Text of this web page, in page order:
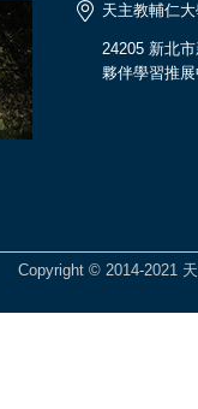
天主教輔仁
24205 新北
夥伴學習推
Copyright © 2014-2021